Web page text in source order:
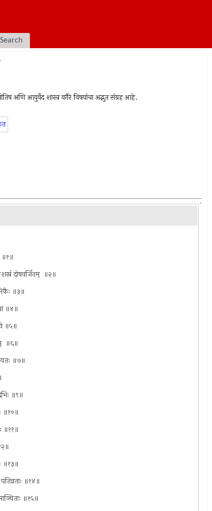
Search
अणि आयुर्वेद शास्त्र वगैरे विषयांचा अद्भुत संग्रह आहे.
॥१॥
दोषवर्जितम् ‍ ॥२॥
॥३॥
॥४॥
॥५॥
॥६॥
॥७॥
॥९॥
॥१०॥
॥११॥
॥१३॥
॥१४॥
॥१५॥